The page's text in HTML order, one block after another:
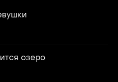
озеро